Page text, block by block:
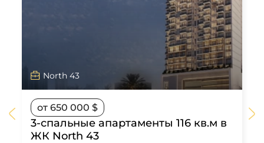
North 43
от 650 000 $
3-спальные апартаменты 116 кв.м в
ЖК North 43